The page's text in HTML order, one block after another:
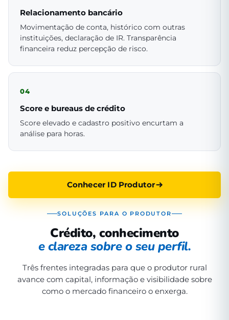
Relacionamento bancário
Movimentação de conta, histórico com outras
instituições, declaração de IR. Transparência
financeira reduz percepção de risco.
04
Score e bureaus de crédito
Score elevado e cadastro positivo encurtam a
análise para horas.
Conhecer ID Produtor
SOLUÇÕES PARA O PRODUTOR
Crédito, conhecimento
e clareza sobre o seu perfil.
Três frentes integradas para que o produtor rural
avance com capital, informação e visibilidade sobre
como o mercado financeiro o enxerga.